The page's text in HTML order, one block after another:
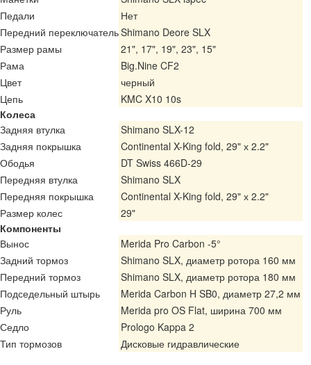
Педали
Нет
Передний переключательShimano Deore SLX
Размер рамы
21", 17", 19", 23", 15"
Рама
Big.Nine CF2
Цвет
черный
Цепь
KMC X10 10s
Колеса
Задняя втулка
Shimano SLX-12
Задняя покрышка
Continental X-King fold, 29" х 2.2"
Ободья
DT Swiss 466D-29
Передняя втулка
Shimano SLX
Передняя покрышка
Continental X-King fold, 29" х 2.2"
Размер колес
29"
Компоненты
Вынос
Merida Pro Carbon -5°
Задний тормоз
Shimano SLX, диаметр ротора 160 мм
Передний тормоз
Shimano SLX, диаметр ротора 180 мм
Подседельный штырь
Merida Carbon H SB0, диаметр 27,2 мм
Руль
Merida pro OS Flat, ширина 700 мм
Седло
Prologo Kappa 2
Тип тормозов
Дисковые гидравлические